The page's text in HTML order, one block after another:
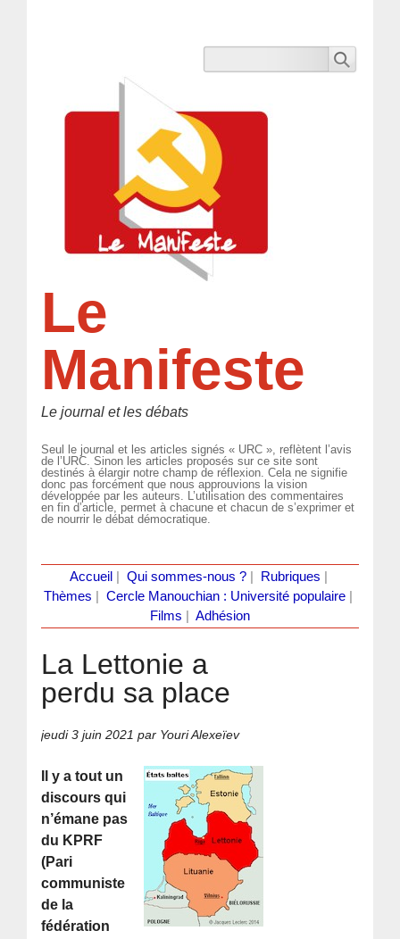
Le
Manifeste
Le journal et les débats
Seul le journal et les articles signés « URC », reflètent l’avis
de l’URC. Sinon les articles proposés sur ce site sont
destinés à élargir notre champ de réflexion. Cela ne signifie
donc pas forcément que nous approuvions la vision
développée par les auteurs. L’utilisation des commentaires
en fin d’article, permet à chacune et chacun de s’exprimer et
de nourrir le débat démocratique.
Accueil Qui sommes-nous ?| Rubriques
Thèmes
Cercle Manouchian : Université populaire
Films
Adhésion
La Lettonie a
perdu sa place
jeudi 3 juin 2021 par Youri Alexeïev
Il y a tout un
discours qui
n’émane pas
du KPRF
(Pari
communiste
de la
fédération